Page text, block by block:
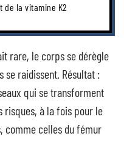
de la vitamine K2
rare, le corps se dérègle
se raidissent. Résultat :
qui se transforment
risques, à la fois pour le
celles du fémur